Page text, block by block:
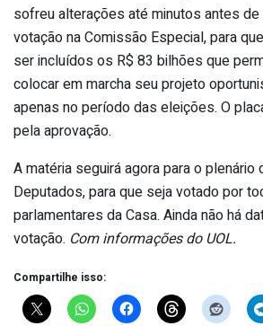
sofreu alterações até minutos antes
votação na Comissão Especial, para
ser incluídos os R$ 83 bilhões que
colocar em marcha seu projeto
apenas no período das eleições. O
pela aprovação.
A matéria seguirá agora para o plenário
Deputados, para que seja votado por
parlamentares da Casa. Ainda não há
votação. Com informações do UOL.
Compartilhe isso: